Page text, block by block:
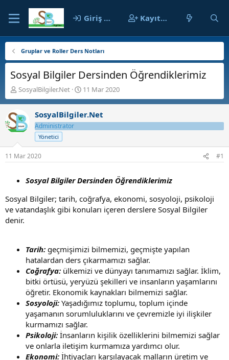
Giriş yap Kayıt ol
Gruplar ve Roller Ders Notları
Sosyal Bilgiler Dersinden Öğrendiklerimiz
K
o
n
b
u
y
u
b
a
l
t
a
n
SosyalBilgiler.Net
B
a
ş
l
ç
a
i
h
11 Mar 2020
SosyalBilgiler.Net
Administrator
Yönetici
11 Mar 2020 #1
Sosyal Bilgiler Dersinden Öğrendiklerimiz
Sosyal Bilgiler; tarih, coğrafya, ekonomi, sosyoloji, psikoloji
ve vatandaşlık gibi konuları içeren derslere Sosyal Bilgiler
denir.
Tarih: geçmişimizi bilmemizi, geçmişte yapılan
hatalardan ders çıkarmamızı sağlar.
Coğrafya: ülkemizi ve dünyayı tanımamızı sağlar. İklim,
bitki örtüsü, yeryüzü şekilleri ve insanların yaşamlarını
öğretir. Ekonomik kaynakları bilmemizi sağlar.
Sosyoloji: Yaşadığımız toplumu, toplum içinde
yaşamanın sorumluluklarını ve çevremizle iyi ilişkiler
kurmamızı sağlar.
Psikoloji: İnsanların kişilik özelliklerini bilmemizi sağlar
ve onlarla iletişim kurmamıza yardımcı olur.
Ekonomi: İhtiyaçları karşılayacak malların üretim ve